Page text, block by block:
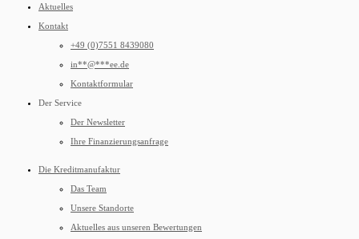
Aktuelles
Kontakt
+49 (0)7551 8439080
in**@***ee.de
Kontaktformular
Der Service
Der Newsletter
Ihre Finanzierungsanfrage
Die Kreditmanufaktur
Das Team
Unsere Standorte
Aktuelles aus unseren Bewertungen